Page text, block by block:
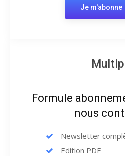
Je m'abonne
Formule
nous
Newsletter
Edition PDF